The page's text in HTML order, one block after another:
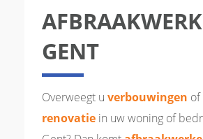
GENT
Overweegt u verbouwingen of
renovatie in uw woning of